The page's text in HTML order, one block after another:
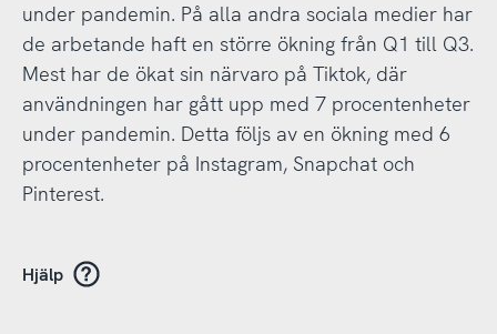
under pandemin. På alla andra sociala medier har
de arbetande haft en större ökning från Q1 till Q3.
Mest har de ökat sin närvaro på Tiktok, där
användningen har gått upp med 7 procentenheter
under pandemin. Detta följs av en ökning med 6
procentenheter på Instagram, Snapchat och
Pinterest.
Hjälp